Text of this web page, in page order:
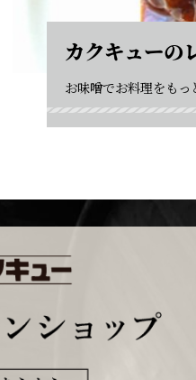
カクキューの
お味噌でお料理をもっ